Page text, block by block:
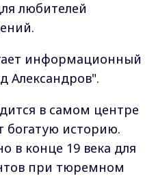
любителей
информационный
Александров".
в самом центре
богатую историю.
в конце 19 века для
при тюремном